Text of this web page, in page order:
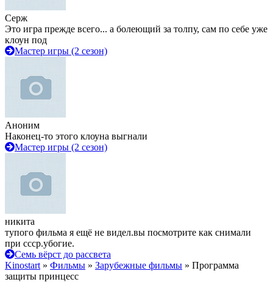
Серж
Это игра прежде всего... а болеющий за толпу, сам по себе уже
клоун под
Мастер игры (2 сезон)
Аноним
Наконец-то этого клоуна выгнали
Мастер игры (2 сезон)
никита
тупого фильма я ещё не видел.вы посмотрите как снимали
при ссср.убогие.
Семь вёрст до рассвета
Kinostart » Фильмы » Зарубежные фильмы » Программа
защиты принцесс